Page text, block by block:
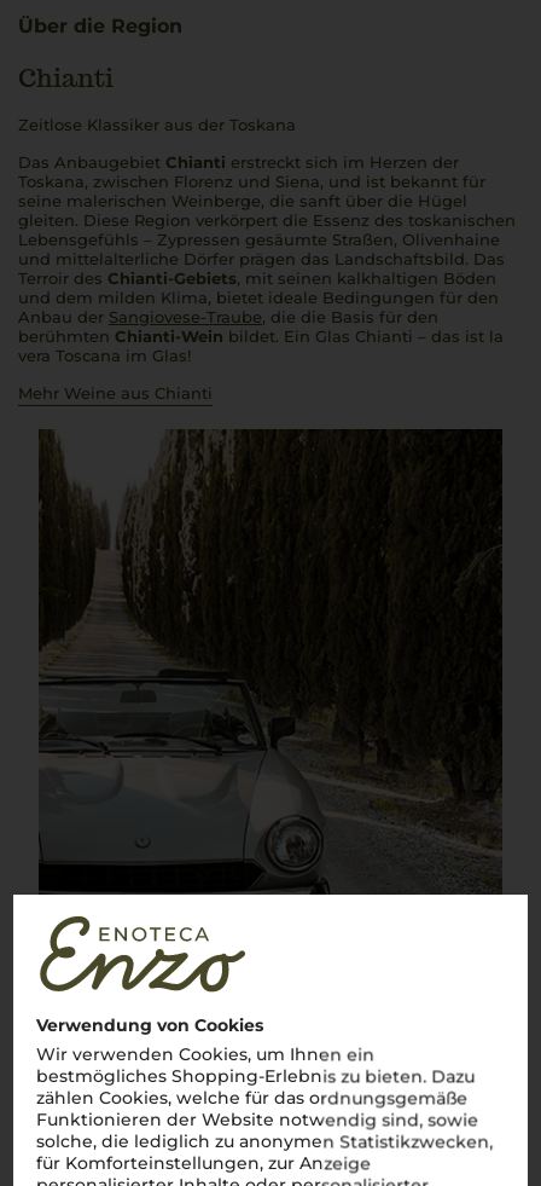
Verwendung von Cookies
Wir verwenden Cookies, um Ihnen ein
bestmögliches Shopping-Erlebnis zu bieten. Dazu
zählen Cookies, welche für das ordnungsgemäße
Funktionieren der Website notwendig sind, sowie
solche, die lediglich zu anonymen Statistikzwecken,
für Komforteinstellungen, zur Anzeige
Über die Region
Chianti
Zeitlose Klassiker aus der Toskana
Das Anbaugebiet Chianti erstreckt sich im Herzen der
Toskana, zwischen Florenz und Siena, und ist bekannt für
seine malerischen Weinberge, die sanft über die Hügel
gleiten. Diese Region verkörpert die Essenz des toskanischen
Lebensgefühls – Zypressen gesäumte Straßen, Olivenhaine
und mittelalterliche Dörfer prägen das Landschaftsbild. Das
Terroir des Chianti-Gebiets, mit seinen kalkhaltigen Böden
und dem milden Klima, bietet ideale Bedingungen für den
Anbau der Sangiovese-Traube, die die Basis für den
berühmten Chianti-Wein bildet. Ein Glas Chianti – das ist la
vera Toscana im Glas!
Mehr Weine aus Chianti
Über die Rebsorte
Sangiovese